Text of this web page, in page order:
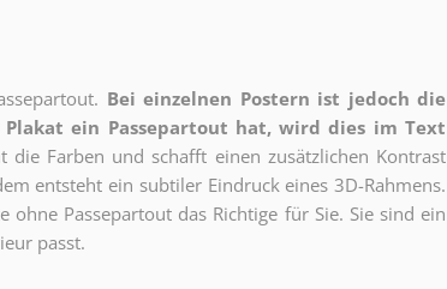
Bei einzelnen Postern ist jedoch die
Plakat ein Passepartout hat, wird dies im Text
die Farben und schafft einen zusätzlichen Kontrast
entsteht ein subtiler Eindruck eines 3D-Rahmens.
ohne Passepartout das Richtige für Sie. Sie sind ein
passt.